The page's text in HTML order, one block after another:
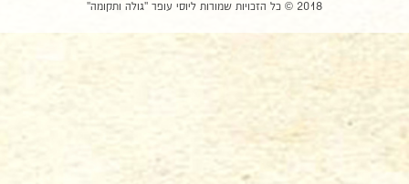
2018 © כל הזכויות שמורות ליוסי עופר "גולה ותקומה"